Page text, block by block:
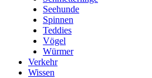
Seehunde
Spinnen
Teddies
Vögel
Würmer
Verkehr
Wissen